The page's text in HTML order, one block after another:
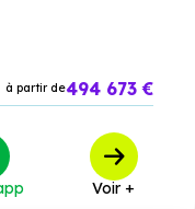
invitent à la
principale ou un
à partir de494 673 €
Voir +